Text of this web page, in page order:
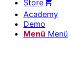
Store
Academy
Demo
Menü Menü